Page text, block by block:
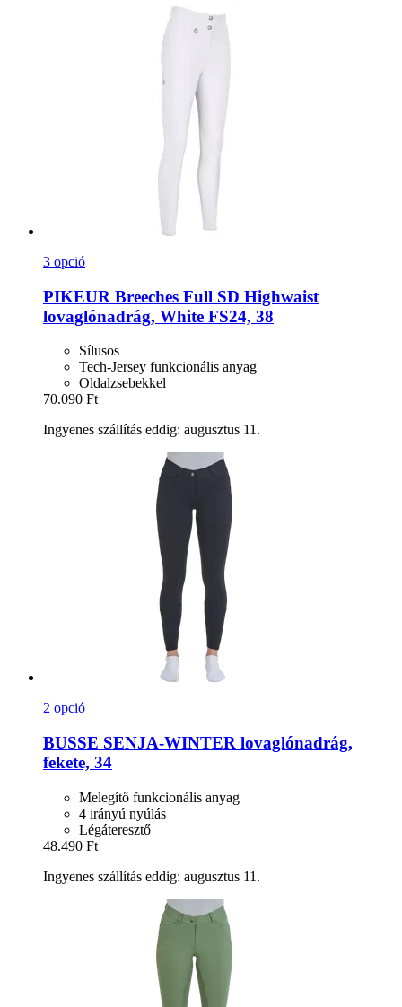
3 opció
PIKEUR Breeches Full SD Highwaist
lovaglónadrág, White FS24, 38
Sílusos
Tech-Jersey funkcionális anyag
Oldalzsebekkel
70.090 Ft
Ingyenes szállítás eddig: augusztus 11.
2 opció
BUSSE SENJA-​WINTER lovaglónadrág,
fekete, 34
Melegítő funkcionális anyag
4 irányú nyúlás
Légáteresztő
48.490 Ft
Ingyenes szállítás eddig: augusztus 11.